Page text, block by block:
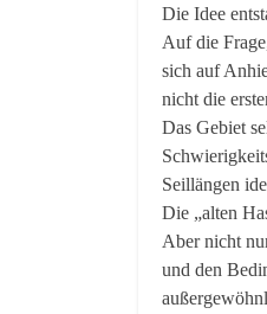
Die Idee
Auf die
sich auf
nicht die
Das Gebiet
Seillängen
Die „alten
Aber nicht
und den